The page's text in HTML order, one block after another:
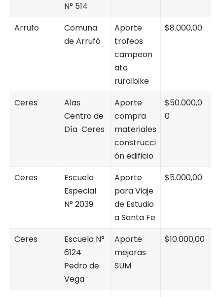
N° 514
Arrufo
Comuna
de Arrufó
Aporte
trofeos
campeon
ato
ruralbike
$8.000,00
Ceres
Alas
Centro de
Día Ceres
Aporte
compra
materiales
construcci
ón edificio
$50.000,0
0
Ceres
Escuela
Especial
N° 2039
Aporte
para Viaje
de Estudio
a Santa Fe
$5.000,00
Ceres
Escuela N°
6124
Pedro de
Vega
Aporte
mejoras
SUM
$10.000,00